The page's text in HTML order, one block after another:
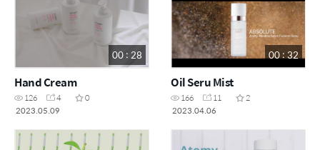
00 : 28
Hand Cream
126 4
0
2023.05.09
00 : 32
Oil Seru Mist
166 11
2
2023.04.06